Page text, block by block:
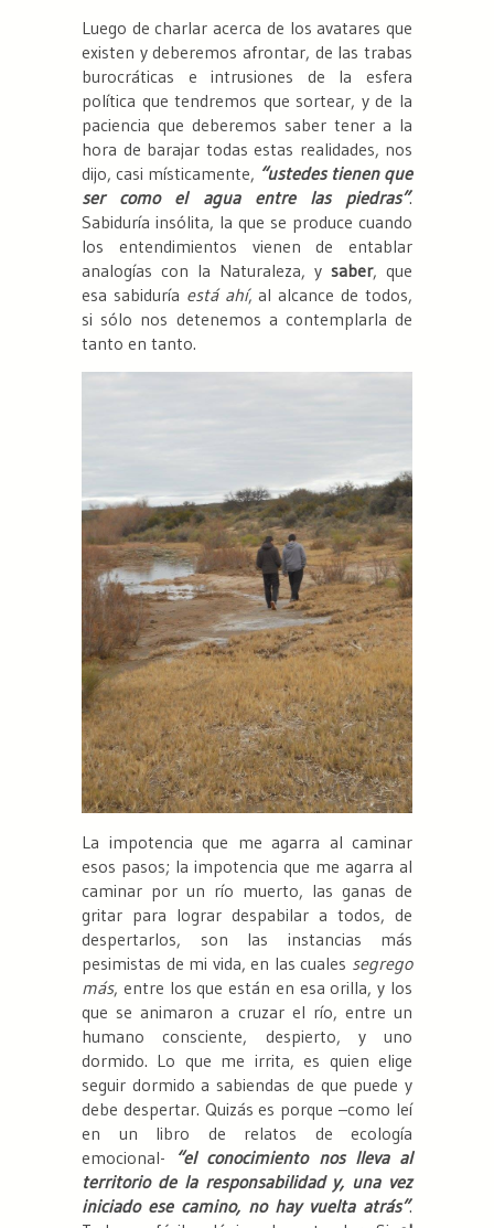
Luego de charlar acerca de los avatares que
existen y deberemos afrontar, de las trabas
burocráticas e intrusiones de la esfera
política que tendremos que sortear, y de la
paciencia que deberemos saber tener a la
hora de barajar todas estas realidades, nos
dijo, casi místicamente, “ustedes tienen que
ser como el agua entre las piedras”.
Sabiduría insólita, la que se produce cuando
los entendimientos vienen de entablar
analogías con la Naturaleza, y saber, que
esa sabiduría está ahí, al alcance de todos,
si sólo nos detenemos a contemplarla de
tanto en tanto.
La impotencia que me agarra al caminar
esos pasos; la impotencia que me agarra al
caminar por un río muerto, las ganas de
gritar para lograr despabilar a todos, de
despertarlos, son las instancias más
pesimistas de mi vida, en las cuales segrego
más, entre los que están en esa orilla, y los
que se animaron a cruzar el río, entre un
humano consciente, despierto, y uno
dormido. Lo que me irrita, es quien elige
seguir dormido a sabiendas de que puede y
debe despertar. Quizás es porque –como leí
en un libro de relatos de ecología
emocional-
“el conocimiento nos lleva al
territorio de la responsabilidad y, una vez
iniciado ese camino, no hay vuelta atrás”.